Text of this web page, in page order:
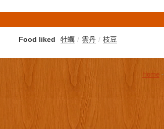
Food liked 牡蠣 / 雲丹 / 枝豆
Home-